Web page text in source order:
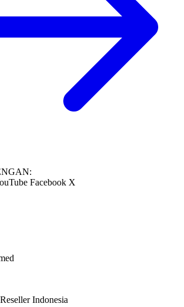
Facebook X
Indonesia